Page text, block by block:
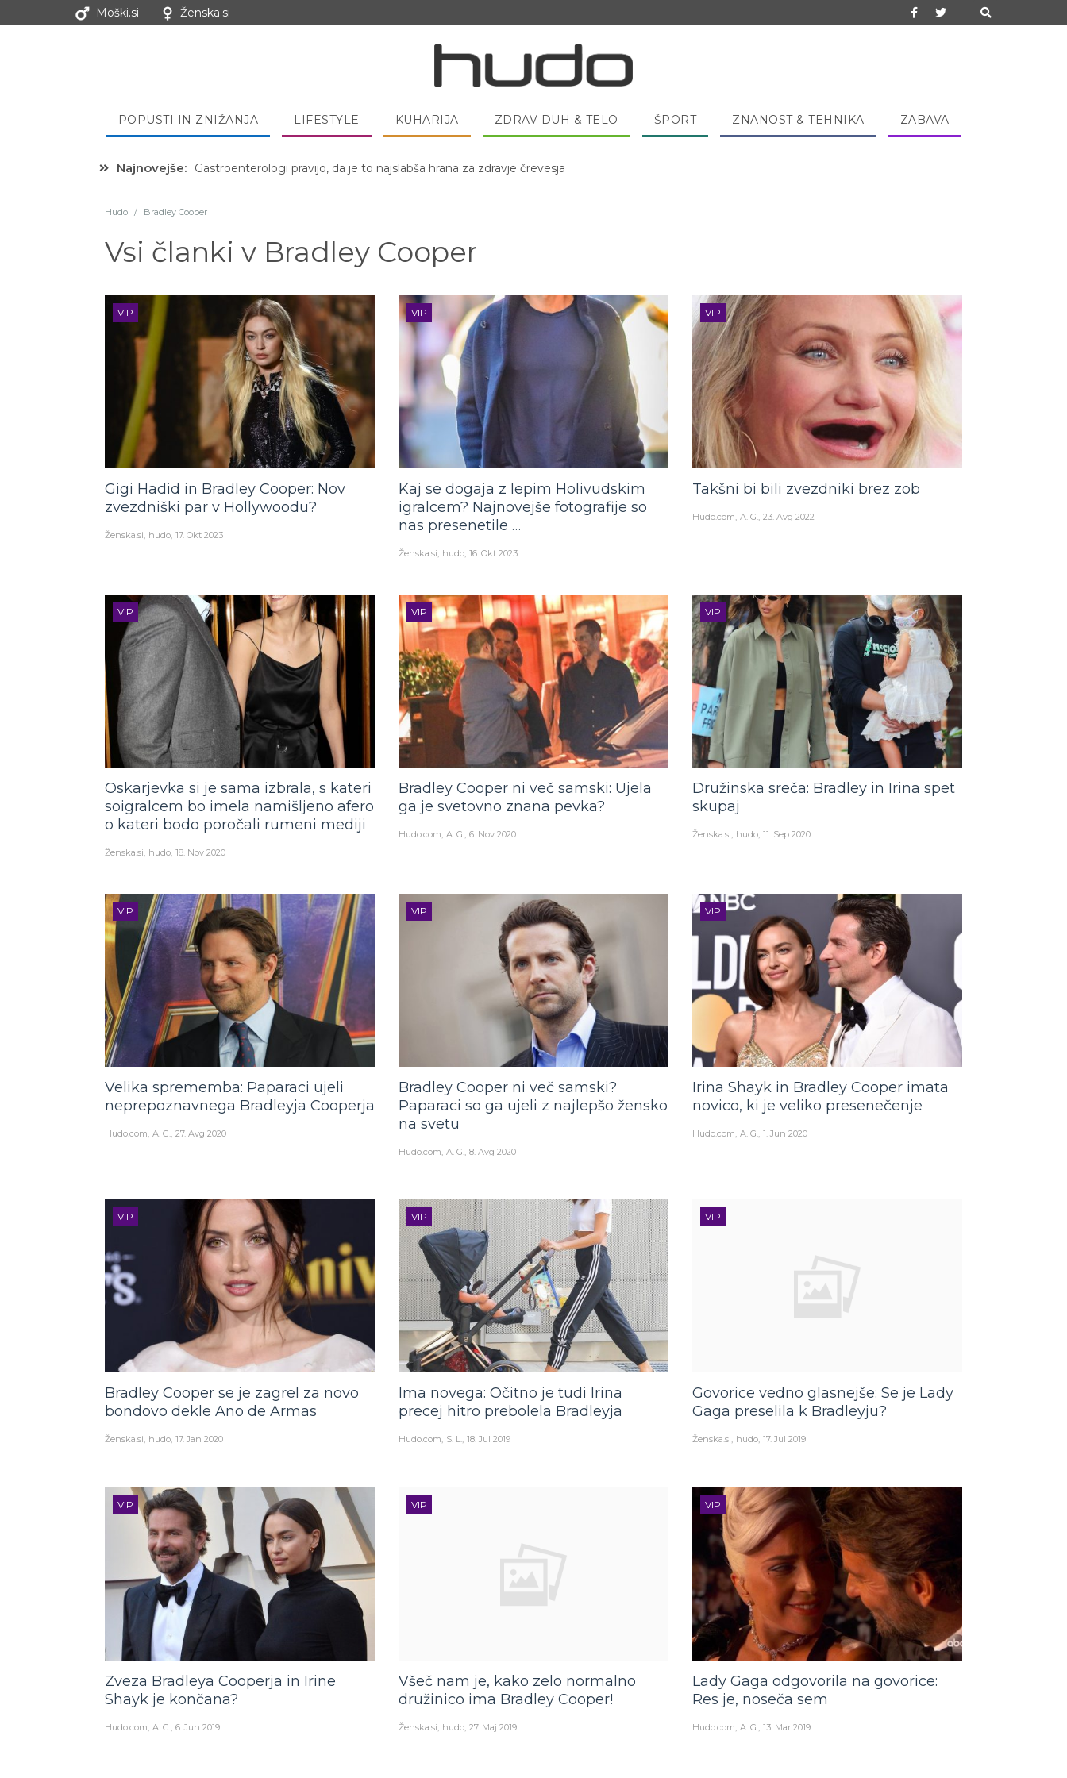
Moški.si Ženska.si
POPUSTI IN ZNIŽANJA LIFESTYLE KUHARIJA ZDRAV DUH & TELO ŠPORT ZNANOST & TEHNIKA ZABAVA
Najnovejše: Hibernacijska dieta: Zakaj je pred spanjem dobro pojesti žlico medu?
Hudo / Bradley Cooper
Vsi članki v Bradley Cooper
VIP
Gigi Hadid in Bradley Cooper: Nov
zvezdniški par v Hollywoodu?
Ženska.si hudo 17. Okt 2023
VIP
Kaj se dogaja z lepim Holivudskim
igralcem? Najnovejše fotografije so
nas presenetile …
Ženska.si hudo 16. Okt 2023
VIP
Takšni bi bili zvezdniki brez zob
Hudo.com A. G. 23. Avg 2022
VIP
Oskarjevka si je sama izbrala, s kateri
soigralcem bo imela namišljeno afero
o kateri bodo poročali rumeni mediji
Ženska.si hudo 18. Nov 2020
VIP
Bradley Cooper ni več samski: Ujela
ga je svetovno znana pevka?
Hudo.com A. G. 6. Nov 2020
VIP
Družinska sreča: Bradley in Irina spet
skupaj
Ženska.si hudo 11. Sep 2020
VIP
Velika sprememba: Paparaci ujeli
neprepoznavnega Bradleyja Cooperja
Hudo.com A. G. 27. Avg 2020
VIP
Bradley Cooper ni več samski?
Paparaci so ga ujeli z najlepšo žensko
na svetu
Hudo.com A. G. 8. Avg 2020
VIP
Irina Shayk in Bradley Cooper imata
novico, ki je veliko presenečenje
Hudo.com A. G. 1. Jun 2020
VIP
Bradley Cooper se je zagrel za novo
bondovo dekle Ano de Armas
Ženska.si hudo 17. Jan 2020
VIP
Ima novega: Očitno je tudi Irina
precej hitro prebolela Bradleyja
Hudo.com S. L. 18. Jul 2019
VIP
Govorice vedno glasnejše: Se je Lady
Gaga preselila k Bradleyju?
Ženska.si hudo 17. Jul 2019
VIP
Zveza Bradleya Cooperja in Irine
Shayk je končana?
Hudo.com A. G. 6. Jun 2019
VIP
Všeč nam je, kako zelo normalno
družinico ima Bradley Cooper!
Ženska.si hudo 27. Maj 2019
VIP
Lady Gaga odgovorila na govorice:
Res je, noseča sem
Hudo.com A. G. 13. Mar 2019